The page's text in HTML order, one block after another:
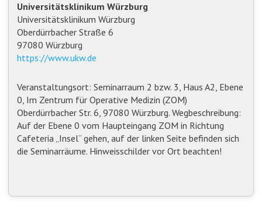
Universitätsklinikum Würzburg
Universitätsklinikum Würzburg
Oberdürrbacher Straße 6
97080 Würzburg
https://www.ukw.de
Veranstaltungsort: Seminarraum 2 bzw. 3, Haus A2, Ebene
0, Im Zentrum für Operative Medizin (ZOM)
Oberdürrbacher Str. 6, 97080 Würzburg. Wegbeschreibung:
Auf der Ebene 0 vom Haupteingang ZOM in Richtung
Cafeteria „Insel“ gehen, auf der linken Seite befinden sich
die Seminarräume. Hinweisschilder vor Ort beachten!